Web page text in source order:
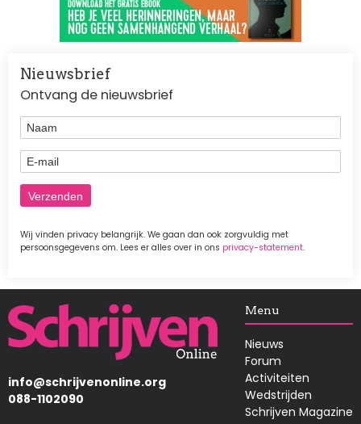
Nieuwsbrief
Ontvang de nieuwsbrief
Naam
E-mail
Wij vinden privacy belangrijk. We gaan dan ook zorgvuldig met
persoonsgegevens om. Lees er alles over in ons privacy-statement.
Afbeelding
info@schrijvenonline.org
088-1102090
Menu
Nieuws
Forum
Activiteiten
Wedstrijden
Schrijven Magazine